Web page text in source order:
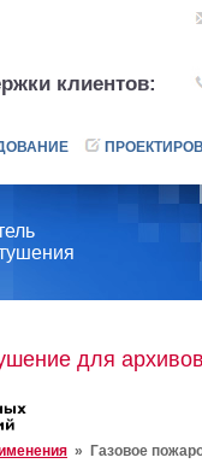
клиентов:
для
» Газовое